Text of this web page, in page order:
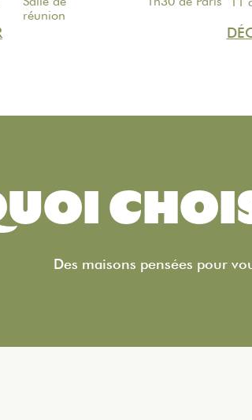
réunion
Des maisons pensées pour